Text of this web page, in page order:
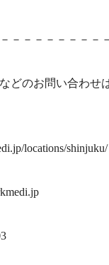
－－－－－－－－
どのお問い合わせ
locations/shinjuku/